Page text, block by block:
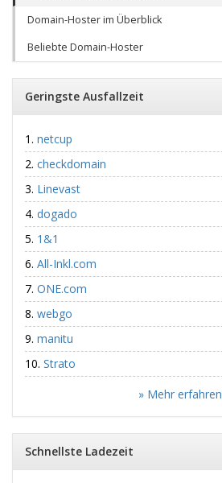
Domain-Hoster im Überblick
Beliebte Domain-Hoster
Geringste Ausfallzeit
netcup
checkdomain
Linevast
dogado
1&1
All-Inkl.com
ONE.com
webgo
manitu
Strato
» Mehr erfahren
Schnellste Ladezeit